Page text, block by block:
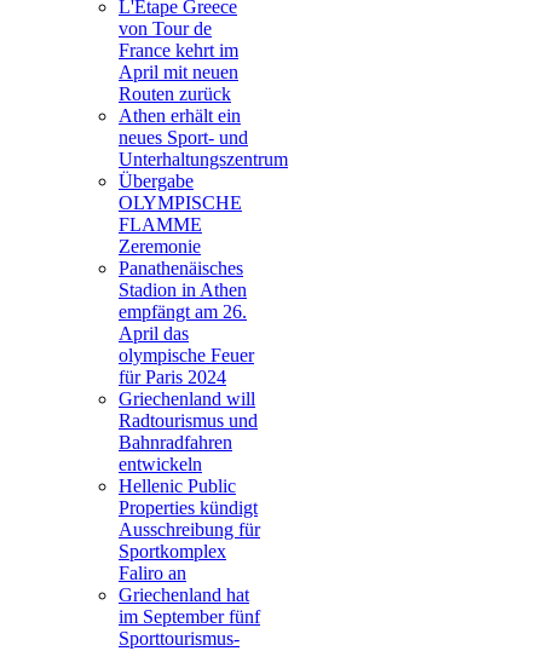
L'Étape Greece
von Tour de
France kehrt im
April mit neuen
Routen zurück
Athen erhält ein
neues Sport- und
Unterhaltungszentrum
Übergabe
OLYMPISCHE
FLAMME
Zeremonie
Panathenäisches
Stadion in Athen
empfängt am 26.
April das
olympische Feuer
für Paris 2024
Griechenland will
Radtourismus und
Bahnradfahren
entwickeln
Hellenic Public
Properties kündigt
Ausschreibung für
Sportkomplex
Faliro an
Griechenland hat
im September fünf
Sporttourismus-